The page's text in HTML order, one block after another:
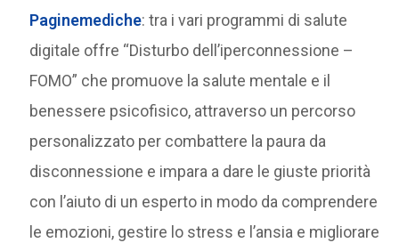
Paginemediche: tra i vari programmi di salute
digitale offre “Disturbo dell’iperconnessione –
FOMO” che promuove la salute mentale e il
benessere psicofisico, attraverso un percorso
personalizzato per combattere la paura da
disconnessione e impara a dare le giuste priorità
con l’aiuto di un esperto in modo da comprendere
le emozioni, gestire lo stress e l’ansia e migliorare